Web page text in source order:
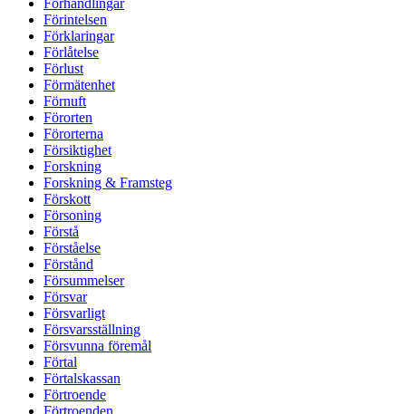
Förintelsen
Förklaringar
Förlåtelse
Förlust
Förmätenhet
Förnuft
Förorten
Förorterna
Försiktighet
Forskning
Forskning & Framsteg
Förskott
Försoning
Förstå
Förståelse
Förstånd
Försummelser
Försvar
Försvarligt
Försvarsställning
Försvunna föremål
Förtal
Förtalskassan
Förtroende
Förtroenden